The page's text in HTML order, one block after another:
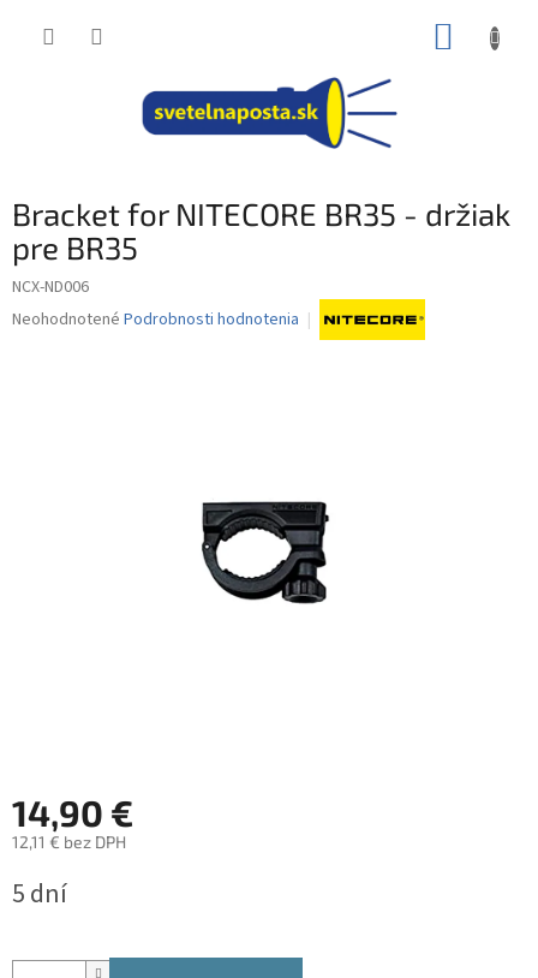
Bracket for NITECORE BR35 - držiak
pre BR35
NCX-ND006
Priemerné
Neohodnotené Podrobnosti hodnotenia
14,90 €
12,11 € bez DPH
cena:
5 dní